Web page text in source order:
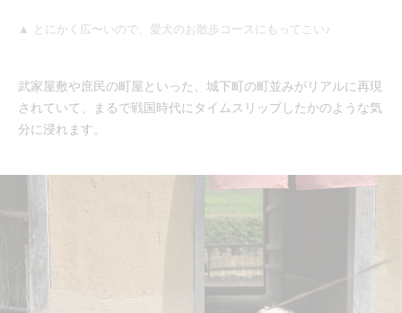
▲ とにかく広〜いので、愛犬のお散歩コースにもってこい♪
武家屋敷や庶民の町屋といった、城下町の町並みがリアルに再現
されていて、まるで戦国時代にタイムスリップしたかのような気
分に浸れます。